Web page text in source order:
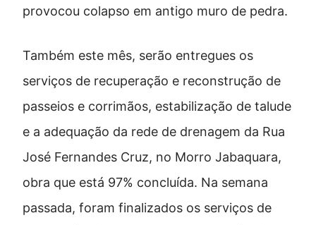
provocou colapso em antigo muro de pedra.
Também este mês, serão entregues os
serviços de recuperação e reconstrução de
passeios e corrimãos, estabilização de talude
e a adequação da rede de drenagem da Rua
José Fernandes Cruz, no Morro Jabaquara,
obra que está 97% concluída. Na semana
passada, foram finalizados os serviços de